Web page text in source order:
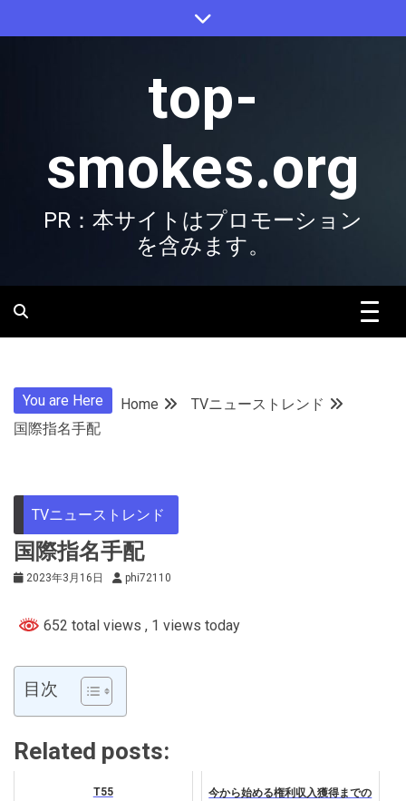
to
top-
smokes.org
PR：本サイトはプロモーション
を含みます。
You are Here Home
TVニューストレンド
国際指名手配
TVニューストレンド
国際指名手配
2023年3月16日 phi72110
652 total views , 1 views today
目次
Related posts:
T55
今から始める権利収入獲得までの